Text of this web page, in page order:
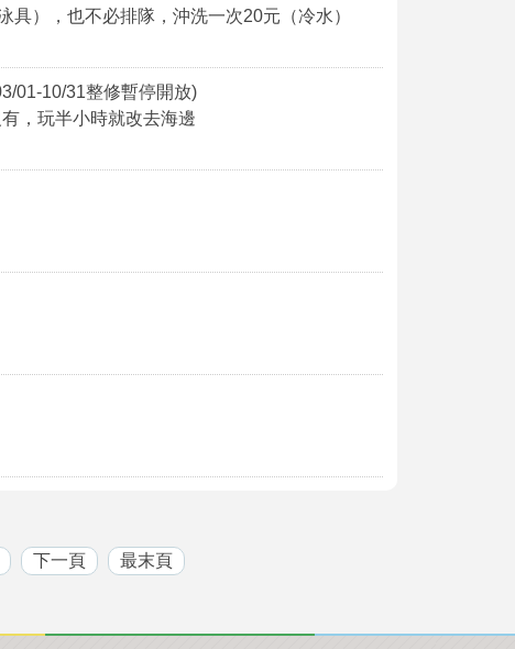
），也不必排隊，沖洗一次20元（冷水）
01-10/31整修暫停開放)
，玩半小時就改去海邊
下一頁 最末頁